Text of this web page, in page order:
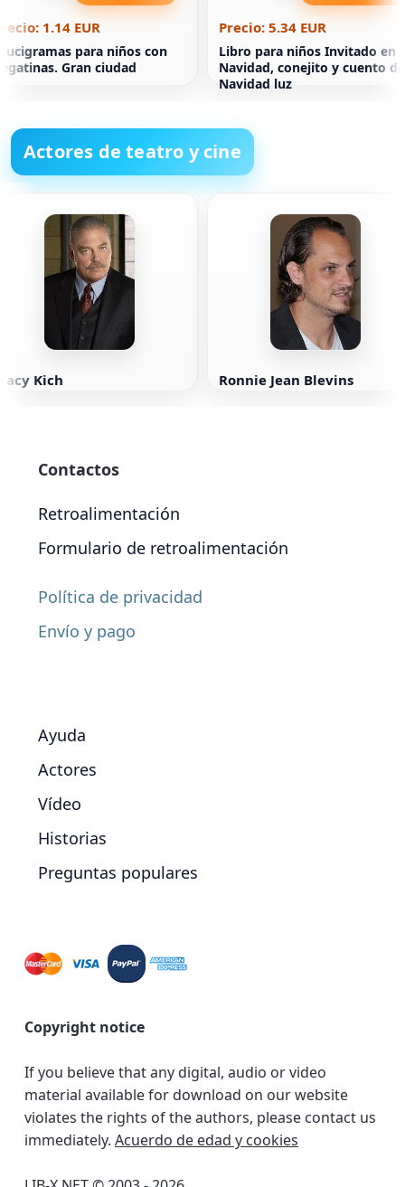
1.14 EUR
para niños con
Gran ciudad
Precio: 5.34 EUR
Libro para niños Invitado en
Navidad, conejito y cuento de
Navidad luz
Actores de teatro y cine
Kich Ronnie Jean Blevins
Contactos
Retroalimentación
Formulario de retroalimentación
Política de privacidad
Envío y pago
Ayuda
Actores
Vídeo
Historias
Preguntas populares
Copyright notice
If you believe that any digital, audio or video
material available for download on our website
violates the rights of the authors, please contact us
immediately. Acuerdo de edad y cookies